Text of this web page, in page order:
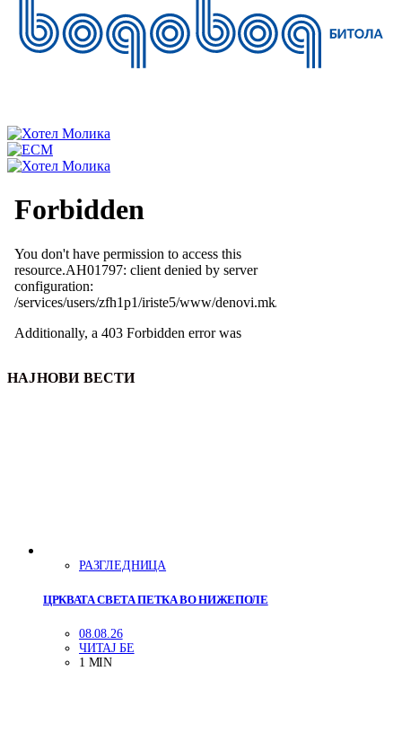
НАЈНОВИ ВЕСТИ
РАЗГЛЕДНИЦА
ЦРКВАТА СВЕТА ПЕТКА ВО НИЖЕПОЛЕ
08.08.26
ЧИТАЈ БЕ
1 MIN